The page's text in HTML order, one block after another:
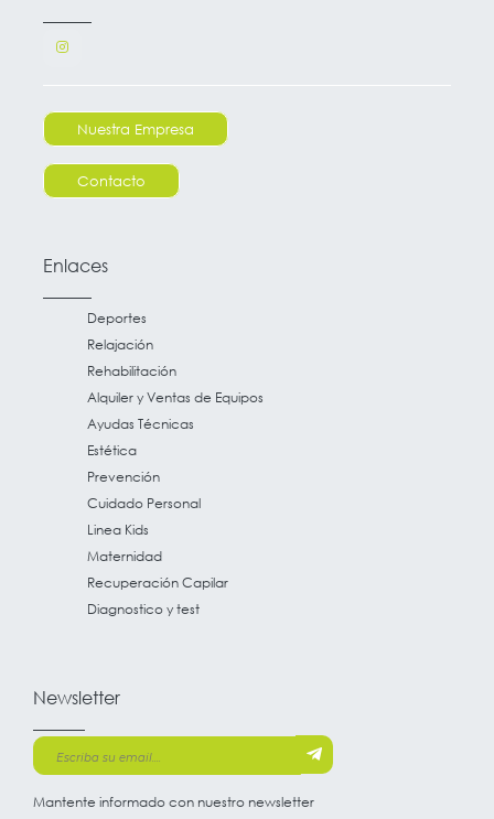
Nuestra Empresa
Contacto
Enlaces
Deportes
Relajación
Rehabilitación
Alquiler y Ventas de Equipos
Ayudas Técnicas
Estética
Prevención
Cuidado Personal
Linea Kids
Maternidad
Recuperación Capilar
Diagnostico y test
Newsletter
Mantente informado con nuestro newsletter